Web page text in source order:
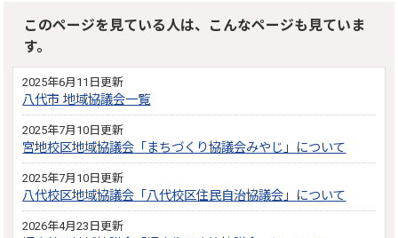
このページを見ている人は、こんなページも見ていま
す。
2025年6月11日更新
八代市 地域協議会一覧
2025年7月10日更新
宮地校区地域協議会「まちづくり協議会みやじ」について
2025年7月10日更新
八代校区地域協議会「八代校区住民自治協議会」について
2026年4月23日更新